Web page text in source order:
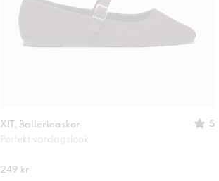
XIT, Ballerinaskor
5
Perfekt vardagslook
249 kr